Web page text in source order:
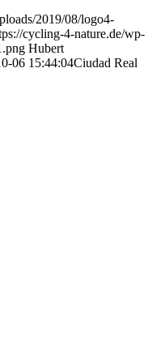
2019/08/logo4-
cycling-4-nature.de/wp-
Hubert
06 15:44:04Ciudad Real